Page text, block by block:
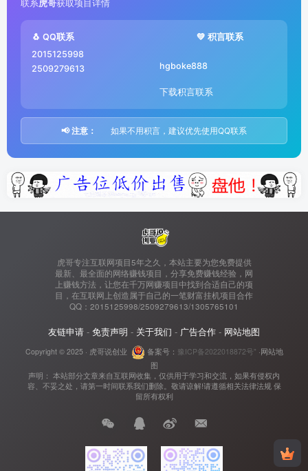
联系虎哥获取项目详情
🐧 QQ联系
2015125998
2509279613
💚 积言联系
hgboke888
下载积言联系
📢 注意： 如果不用积言，建议优先使用QQ联系
虎哥专注互联网项目5年之久，本站主要为您免费提供
最新、最全面的网络赚钱项目，分享免费赚钱经验，网
上赚钱方法，让您在千万网赚项目中找到合适自己的项
目，在互联网上创造属于自己的一笔财富挂机项目合作
QQ：2015125998/2509279613/1305765101
友链申请 - 免责声明 - 关于我们 - 广告合作 - 网站地图
Copyright © 2025 · 虎哥说创业 备案号： 豫ICP备2022018872号" ·网站地
图
声明： 本站部分文章来自互联网收集，仅供用于学习和交流，如果有侵权内
容、不妥之处，请第一时间联系我们删除。敬请谅解!请遵循相关法律法规 保
留所有权利